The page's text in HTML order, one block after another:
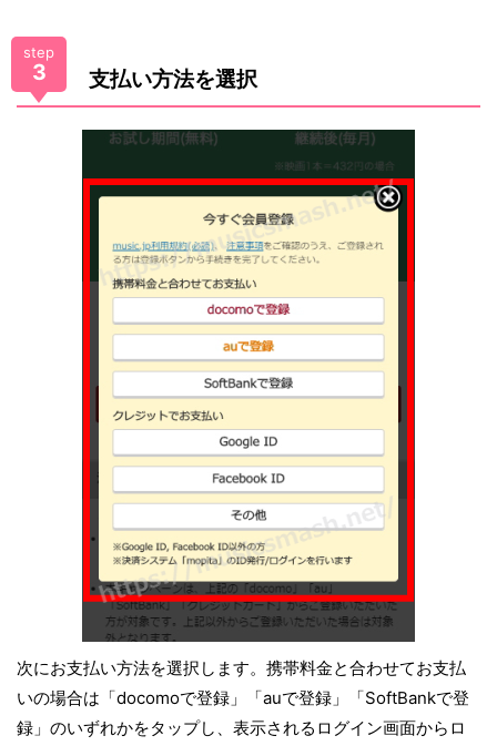
step
3 支払い方法を選択
次にお支払い方法を選択します。携帯料金と合わせてお支払
いの場合は「docomoで登録」「auで登録」「SoftBankで登
録」のいずれかをタップし、表示されるログイン画面からロ